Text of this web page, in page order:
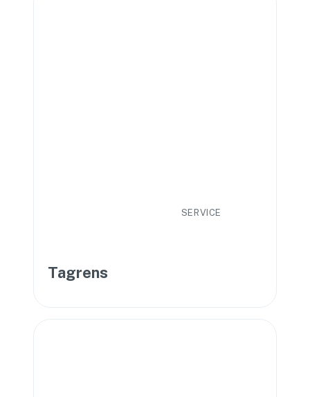
SERVICE
Tagrens